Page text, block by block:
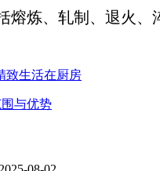
熔炼、轧制、退火
致生活在厨房
与优势